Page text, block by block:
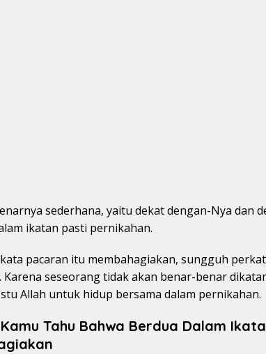
sederhana, yaitu dekat dengan-Nya dan
ikatan pasti pernikahan.
pacaran itu membahagiakan, sungguh
Karena seseorang tidak akan benar-benar
Allah untuk hidup bersama dalam pernikahan.
Tahu Bahwa Berdua Dalam